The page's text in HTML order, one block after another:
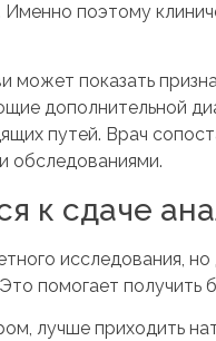
Именно поэтому
может показать
дополнительной
путей. Врач
обследованиями.
к сдаче
исследования,
помогает получить
лучше приходить